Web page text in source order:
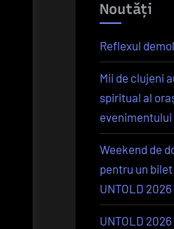
Noutăți
Reflexul
Mii de clujeni
spiritual al
evenimentului
Weekend de
pentru un bilet
UNTOLD 2026
UNTOLD